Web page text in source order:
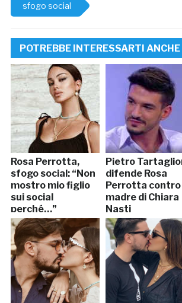
sfogo social
POTREBBE INTERESSARTI ANCHE
Rosa Perrotta,
sfogo social: “Non
mostro mio figlio
sui social
perché…”
Pietro
difende Rosa
Perrotta contro
madre di Chiara
Nasti